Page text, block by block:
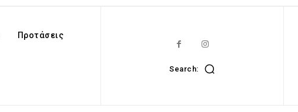
Προτάσεις
Search: